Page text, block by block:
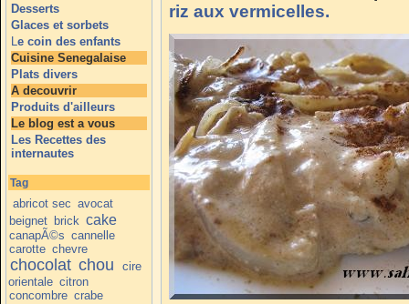
Desserts
Glaces et sorbets
Le coin des enfants
Cuisine Senegalaise
Plats divers
A decouvrir
Produits d'ailleurs
Le blog est a vous
Les Recettes des
internautes
Tag
abricot sec avocat
beignet brick cake
canapÃ©s cannelle
carotte chevre
chocolat chou
cire
orientale citron
concombre crabe
riz aux vermicelles.